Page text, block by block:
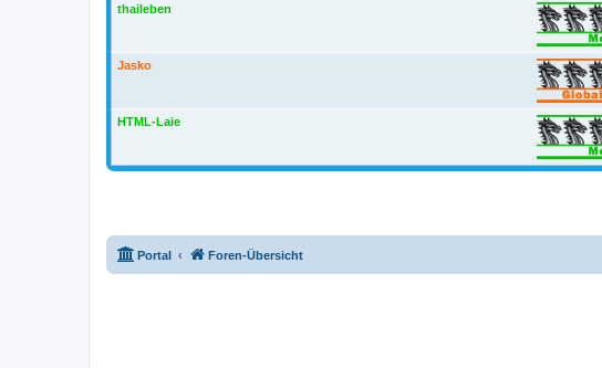
thaileben
Jasko
HTML-Laie
Portal Foren-Übersicht